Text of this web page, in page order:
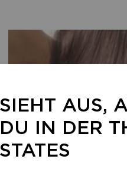
SIEHT AUS,
DU IN DER
STATES